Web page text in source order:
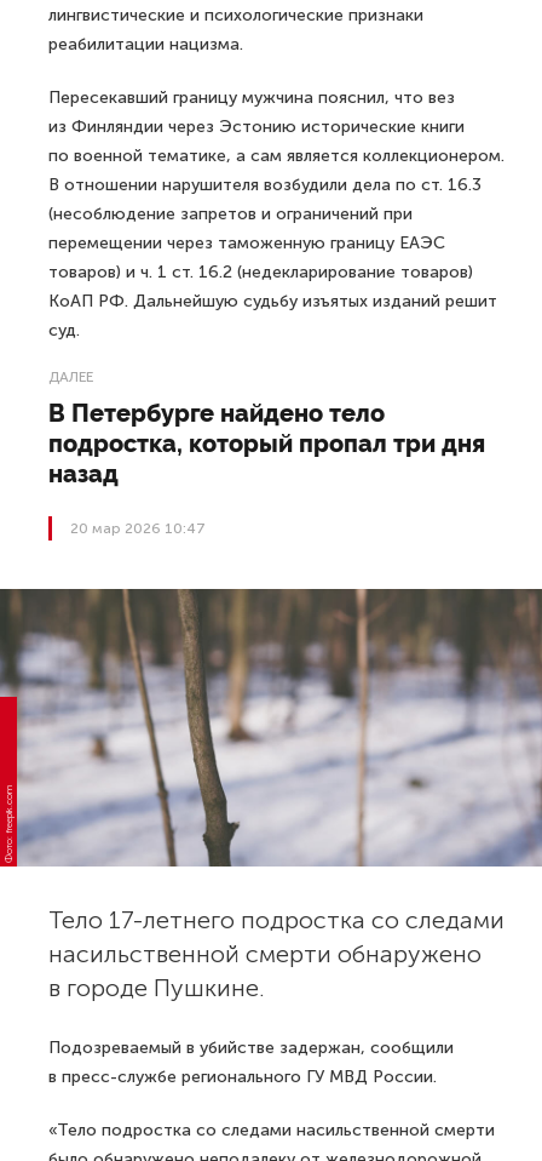
лингвистические и психологические признаки
реабилитации нацизма.
Пересекавший границу мужчина пояснил, что вез
из Финляндии через Эстонию исторические книги
по военной тематике, а сам является коллекционером.
В отношении нарушителя возбудили дела по ст. 16.3
(несоблюдение запретов и ограничений при
перемещении через таможенную границу ЕАЭС
товаров) и ч. 1 ст. 16.2 (недекларирование товаров)
КоАП РФ. Дальнейшую судьбу изъятых изданий решит
суд.
ДАЛЕЕ
В Петербурге найдено тело
подростка, который пропал три дня
назад
20 мар 2026 10:47
Фото: freepik.com
Тело 17-летнего подростка со следами
насильственной смерти обнаружено
в городе Пушкине.
Подозреваемый в убийстве задержан, сообщили
в пресс-службе регионального ГУ МВД России.
«Тело подростка со следами насильственной смерти